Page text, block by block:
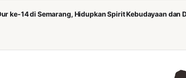
ke-14 di Semarang, Hidupkan Spirit Kebudayaan dan